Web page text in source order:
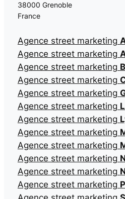
38000 Grenoble
France
Agence street marketing
Agence street marketing
Agence street marketing
Agence street marketing
Agence street marketing
Agence street marketing
Agence street marketing
Agence street marketing
Agence street marketing
Agence street marketing
Agence street marketing
Agence street marketing